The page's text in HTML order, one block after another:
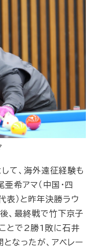
て、海外遠征経験も
希アマ（中国・四
表）と昨年決勝ラウ
、最終戦で竹下京子
とで2勝1敗に石井
なったが、アベレー